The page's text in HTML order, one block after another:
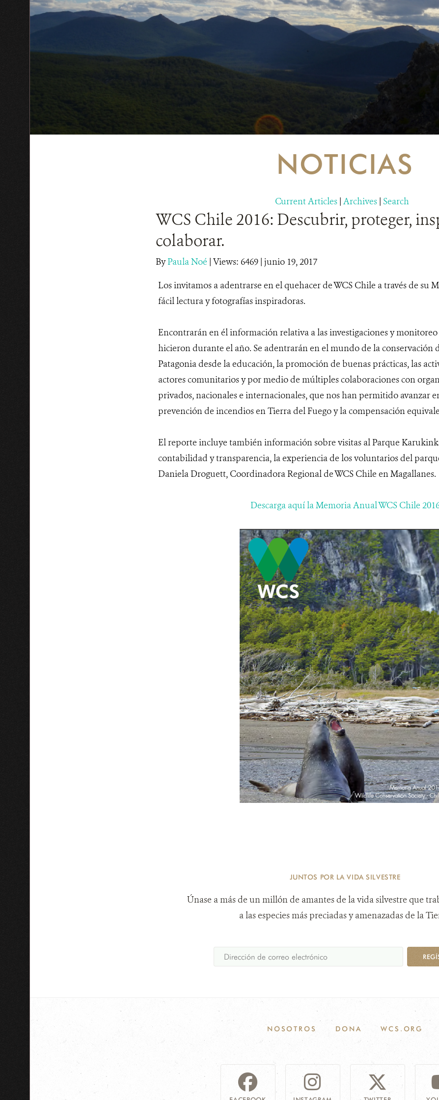
NOTICIAS
Current Articles | Archives | Search
WCS Chile 2016: Descubrir, proteger,
colaborar.
ByPaula Noé | Views: 6469| junio 19, 2017
Los invitamos a adentrarse en el quehacer de WCS Chile a través de su
fácil lectura y fotografías inspiradoras.
Encontrarán en él información relativa a las investigaciones y monitoreo
hicieron durante el año. Se adentrarán en el mundo de la conservación
Patagonia desde la educación, la promoción de buenas prácticas, las
actores comunitarios y por medio de múltiples colaboraciones con
privados, nacionales e internacionales, que nos han permitido avanzar
prevención de incendios en Tierra del Fuego y la compensación
El reporte incluye también información sobre visitas al Parque
contabilidad y transparencia, la experiencia de los voluntarios del
Daniela Droguett, Coordinadora Regional de WCS Chile en Magallanes.
Descarga aquí la Memoria Anual WCS Chile
JUNTOS POR LA VIDA SILVESTRE
Únase a más de un millón de amantes de la vida silvestre que
a las especies más preciadas y amenazadas de la
NOSOTROS DONA WCS.ORG